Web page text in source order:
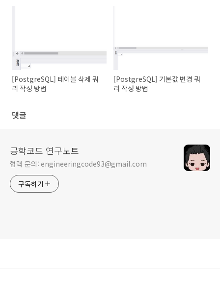
[PostgreSQL] 테이블 삭제 쿼
리 작성 방법
[PostgreSQL] 기본값 변경 쿼
리 작성 방법
댓글
공학코드 연구노트
협력 문의: engineeringcode93@gmail.com
구독하기